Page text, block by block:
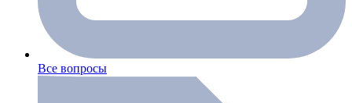
Все вопросы